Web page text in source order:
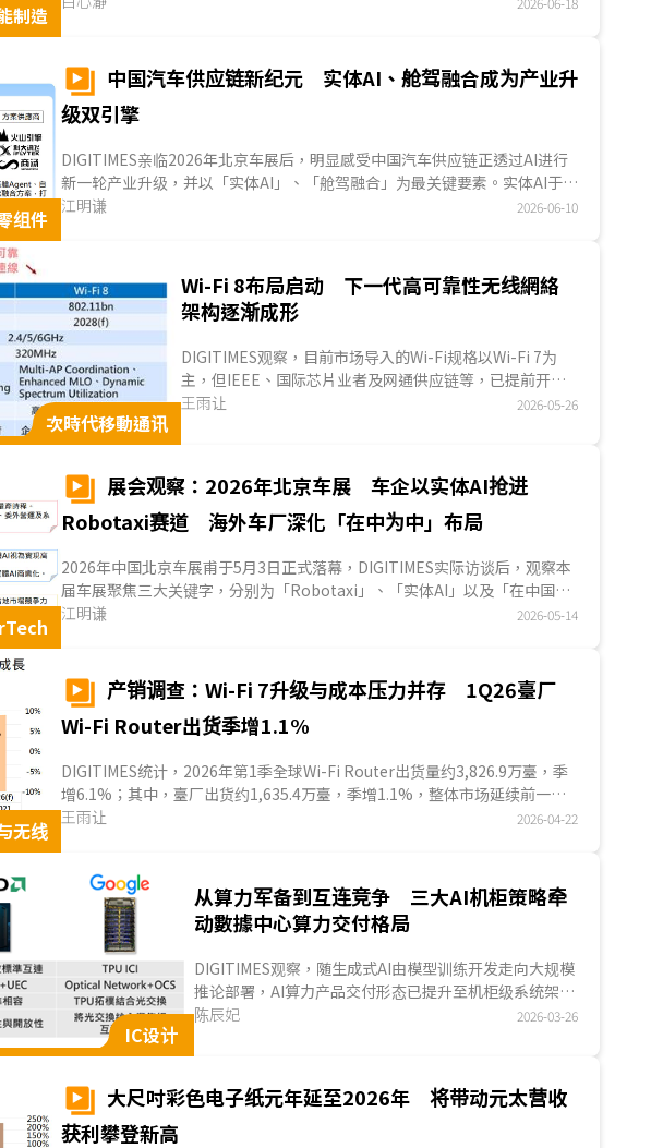
制造
景探寻可能的应用，显示目前Physical AI軟件层面虽尚未成熟落地，硬件业
者已抢先进入市场布局。...
组件
中国汽车供应链新纪元 实体AI、舱驾融合成为产业升
级双引擎
DIGITIMES亲临2026年北京车展后，明显感受中国汽车供应链正透过AI进行
新一轮产业升级，并以「实体AI」、「舱驾融合」为最关键要素。实体AI于汽
车产业应用主要在自驾领域，目的是使自驾系统具备物理定律认知，以及自
动；整体看来，中国业者正透过AI串连整车功能服务，打造更便捷的移动体
验。...
江明谦 2026-06-10
次時代移動通讯
Wi-Fi 8布局启动 下一代高可靠性无线網絡
架构逐渐成形
DIGITIMES观察，目前市场导入的Wi-Fi规格以Wi-Fi 7为
主，但IEEE、国际芯片业者及网通供应链等，已提前开始
推动下一代Wi-Fi 8技术架构。相较于过去几代Wi-Fi聚焦于
力。此变化显示，Wi-Fi标准演进的核心目标，正逐渐由
「更快的无线網絡」，转向「更稳定且可预测的无线網絡
品质」。...
王雨让 2026-05-26
展会观察：2026年北京车展 车企以实体AI抢进
Robotaxi赛道 海外车厂深化「在中为中」布局
2026年中国北京车展甫于5月3日正式落幕，DIGITIMES实际访谈后，观察本
届车展聚焦三大关键字，分别为「Robotaxi」、「实体AI」以及「在中国，
为中国」市场战略，首...
江明谦 2026-05-14
无线
产销调查：Wi-Fi 7升级与成本压力并存 1Q26臺厂
Wi-Fi Router出货季增1.1%
DIGITIMES统计，2026年第1季全球Wi-Fi Router出货量约3,826.9万臺，季
增6.1%；其中，臺厂出货约1,635.4万臺，季增1.1%，整体市场延续前一季
回升趋势。相较2025年中...
王雨让 2026-04-22
IC设计
从算力军备到互连竞争 三大AI机柜策略牵
动數據中心算力交付格局
DIGITIMES观察，随生成式AI由模型训练开发走向大规模
推论部署，AI算力产品交付形态已提升至机柜级系统架
构，业者竞争也由单一加速器效能，延伸至机柜内外的數
与Google三大主流机柜，分别沿专有互连、开放标准与
TPU结合光交换等路线推进AI机柜布局。后续各平臺业者
能否持续改善大规模部署下的传输效率、能耗与成本，以
陈辰妃 2026-03-26
大尺吋彩色电子纸元年延至2026年 将带动元太营收
获利攀登新高